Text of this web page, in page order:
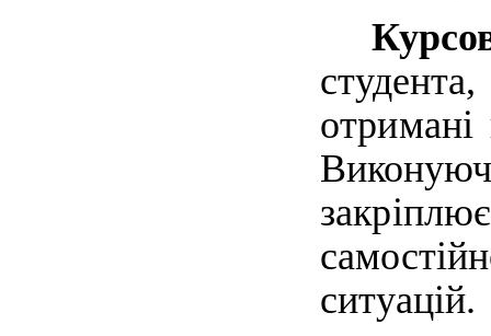
отримані
закріплює
ситуацій.